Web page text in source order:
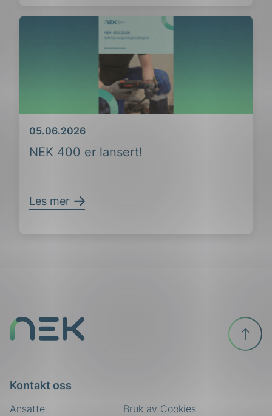
NEK 400 er lansert!
Dato
05.06.2026
Les mer
Kontakt oss
Ansatte Bruk av Cookies
Til
toppen